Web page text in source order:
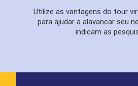
Utilize as vantagens do tour
para ajudar a alavancar seu
indicam as